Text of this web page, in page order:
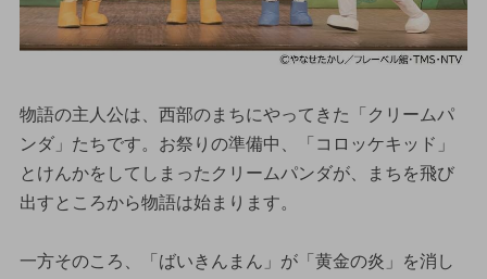
物語の主人公は、西部のまちにやってきた「クリームパ
ンダ」たちです。お祭りの準備中、「コロッケキッド」
とけんかをしてしまったクリームパンダが、まちを飛び
出すところから物語は始まります。
一方そのころ、「ばいきんまん」が「黄金の炎」を消し